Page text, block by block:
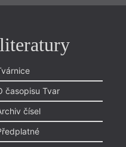
časopisu Tvar
čísel